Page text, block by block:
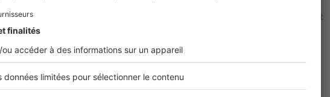
est un levier précieux pour les jeunes actifs en formation, qui peuvent
sereinement pendant leur période d’apprentissage ou de
Pass : financer vos frais de déménagement